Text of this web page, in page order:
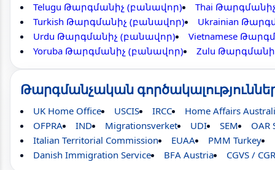
Telugu Թարգմանիչ (բանավոր)
Thai
Turkish Թարգմանիչ (բանավոր)
Ukrainian
Urdu Թարգմանիչ (բանավոր)
Vietnamese
Yoruba Թարգմանիչ (բանավոր)
Zulu
Թարգմանչական
UK Home Office USCIS IRCC
Home Affairs
OFPRA
IND Migrationsverket UDI SEM
OAR
Italian Territorial Commission
EUAA PMM Turkey
Danish Immigration Service
BFA Austria CGVS /